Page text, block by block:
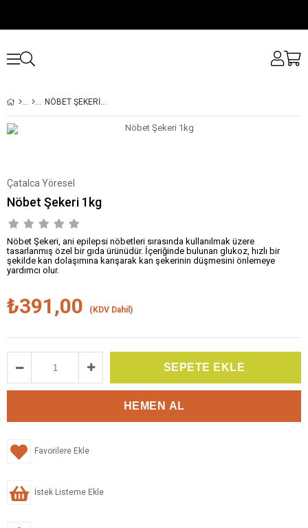
NÖBET ŞEKERI 1KG
Çatalca Yöresel
Nöbet Şekeri 1kg
Nöbet Şekeri, ani epilepsi nöbetleri sırasında kullanılmak üzere
tasarlanmış özel bir gıda ürünüdür. İçeriğinde bulunan glukoz, hızlı bir
şekilde kan dolaşımına karışarak kan şekerinin düşmesini önlemeye
yardımcı olur.
₺391,00 (KDV Dahil)
Favorilere Ekle
İstek Listeme Ekle